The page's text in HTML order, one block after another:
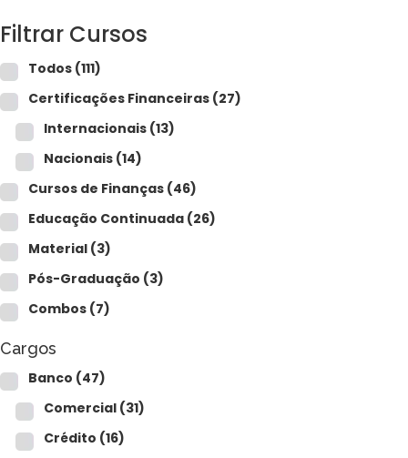
Filtrar Cursos
Todos (111)
Certificações Financeiras (27)
Internacionais (13)
Nacionais (14)
Cursos de Finanças (46)
Educação Continuada (26)
Material (3)
Pós-Graduação (3)
Combos (7)
Cargos
Banco (47)
Comercial (31)
Crédito (16)